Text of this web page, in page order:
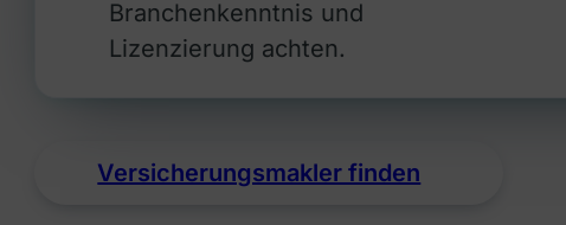
Branchenkenntnis und
Lizenzierung achten.
Versicherungsmakler finden